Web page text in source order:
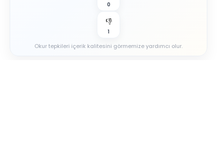
0
👎
1
Okur tepkileri içerik kalitesini görmemize yardımcı olur.